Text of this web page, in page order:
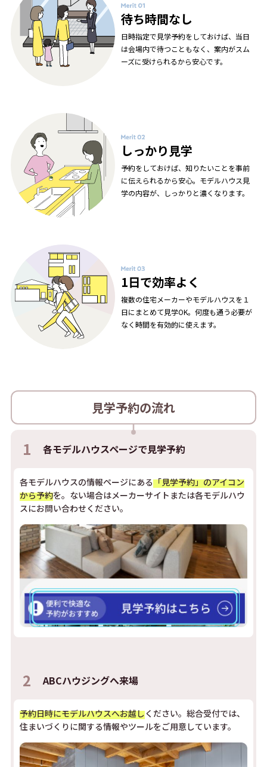
待ち時間なし
日時指定で見学予約をしておけば、当日
は会場内で待つこともなく、案内がスム
ーズに受けられるから安心です。
しっかり見学
予約をしておけば、知りたいことを事前
に伝えられるから安心。モデルハウス見
学の内容が、しっかりと濃くなります。
1日で効率よく
複数の住宅メーカーやモデルハウスを１
日にまとめて見学OK。何度も通う必要が
なく時間を有効的に使えます。
見学予約の流れ
1 各モデルハウスページで見学予約
各モデルハウスの情報ページにある「見学予約」のアイコン
から予約を。ない場合はメーカーサイトまたは各モデルハウ
スにお問い合わせください。
2 ABCハウジングへ来場
予約日時にモデルハウスへお越しください。総合受付では、
住まいづくりに関する情報やツールをご用意しています。